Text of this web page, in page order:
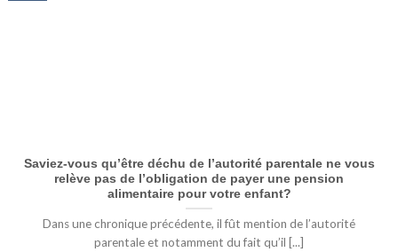
Saviez-vous qu’être déchu de l’autorité parentale ne vous
relève pas de l’obligation de payer une pension
alimentaire pour votre enfant?
Dans une chronique précédente, il fût mention de l’autorité
parentale et notamment du fait qu’il [...]